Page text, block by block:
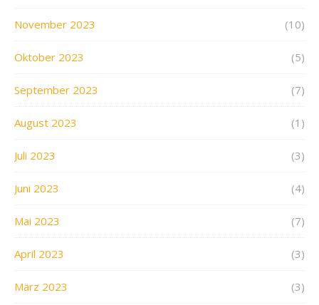
November 2023 (10)
Oktober 2023 (5)
September 2023 (7)
August 2023 (1)
Juli 2023 (3)
Juni 2023 (4)
Mai 2023 (7)
April 2023 (3)
März 2023 (3)